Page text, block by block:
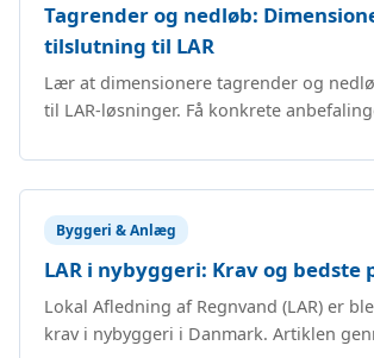
Tagrender og nedløb:
tilslutning til LAR
Lær at dimensionere tagrender og
til LAR-løsninger. Få konkrete
Byggeri & Anlæg
LAR i nybyggeri: Krav og bedste
Lokal Afledning af Regnvand (LAR) er
krav i nybyggeri i Danmark. Artiklen